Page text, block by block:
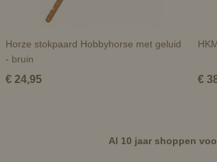
Horze stokpaard Hobbyhorse met geluid
- bruin
€ 24,95 €
Al 10 jaar shoppen